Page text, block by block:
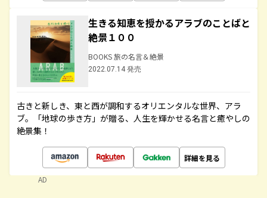
生きる知恵を授かるアラブのことばと
絶景１００
BOOKS 旅の名言＆絶景
2022.07.14 発売
古きと新しき、東と西が調和するオリエンタルな世界、アラ
ブ。「地球の歩き方」が贈る、人生を輝かせる名言と癒やしの
絶景集！
詳細を見る
AD